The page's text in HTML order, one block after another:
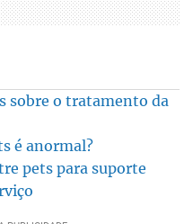
sobre o tratamento da
é anormal?
pets para suporte